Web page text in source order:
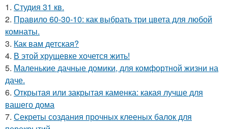
1. Студия 31 кв.
2. Правило 60-30-10: как выбрать три цвета для любой
комнаты.
3. Как вам детская?
4. В этой хрущевке хочется жить!
5. Маленькие дачные домики, для комфортной жизни на
даче.
6. Открытая или закрытая каменка: какая лучше для
вашего дома
7. Секреты создания прочных клееных балок для